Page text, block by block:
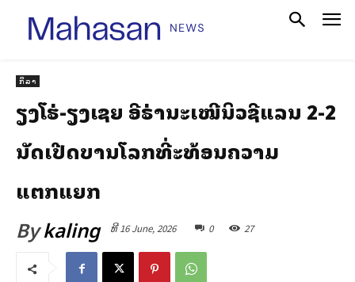
ກິລາ
ສຽງໂຮ່-ສຽງເຊຍ ອີຣ່ານສະເໝີນິວຊີແລນ 2-2
ນັດເປີດບານໂລກທີ່ສະທ້ອນຄວາມ
ແຕກແຍກ
Bykaling ທີ 16 June, 2026 0 27